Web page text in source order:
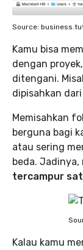
Source:
Kamu bisa
dengan proyek,
ditengani.
dipisahkan
Memisahkan
berguna bagi
atau sering
beda. Jadinya,
tercampur
Kalau kamu